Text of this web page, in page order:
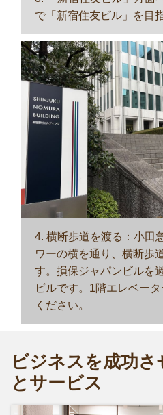
で「新宿住友ビル」を目
4. 横断歩道を渡る：小田
ワーの横を通り、横断歩
す。損保ジャパンビルを
ビルです。1階エレベー
ください。
ビジネスを成功
とサービス